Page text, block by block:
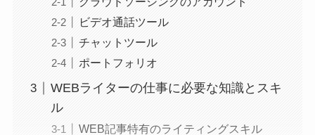
ビデオ通話ツール
チャットツール
ポートフォリオ
WEBライターの仕事に必要な知識とスキ
ル
WEB記事特有のライティングスキル